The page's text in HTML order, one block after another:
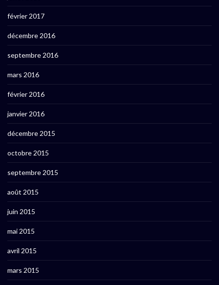
février 2017
décembre 2016
septembre 2016
mars 2016
février 2016
janvier 2016
décembre 2015
octobre 2015
septembre 2015
août 2015
juin 2015
mai 2015
avril 2015
mars 2015